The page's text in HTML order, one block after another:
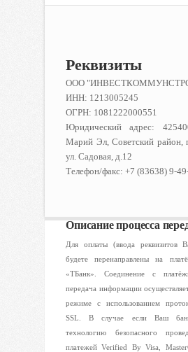
Реквизиты
ООО
ИНН: 1213005245
ОГРН: 1081222000551
Юридический адрес:
Марий Эл, Советский район,
ул. Садовая, д.12
Телефон/факс: +7 (83638) 9-
Описание процесса
Для оплаты (ввода реквизитов
будете перенаправлены на
«ТБанк». Соединение с
передача информации
режиме с использованием
SSL. В случае если Ваш
технологию безопасного
платежей Verified By Visa,